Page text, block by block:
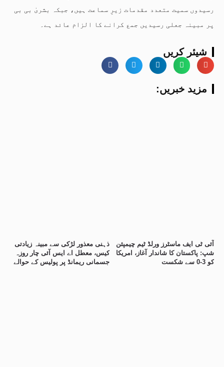
رسیدوں سمیت متعدد مقدمات زیرِ سماعت ہیں، جبکہ بشریٰ بی بی
پر مبینہ جعلی رسیدیں جمع کرانے کا الزام عائد ہے۔
شیئر کریں
:مزید خبریں
ذہنی معذور لڑکی سے مبینہ زیادتی
کیس، معطل اے ایس آئی چار روزہ
جسمانی ریمانڈ پر پولیس کے حوالے
آئی ٹی ایف ماسٹرز ورلڈ ٹیم چیمپئن
شپ: پاکستان کا شاندار آغاز، امریکا
کو 3-0 سے شکست